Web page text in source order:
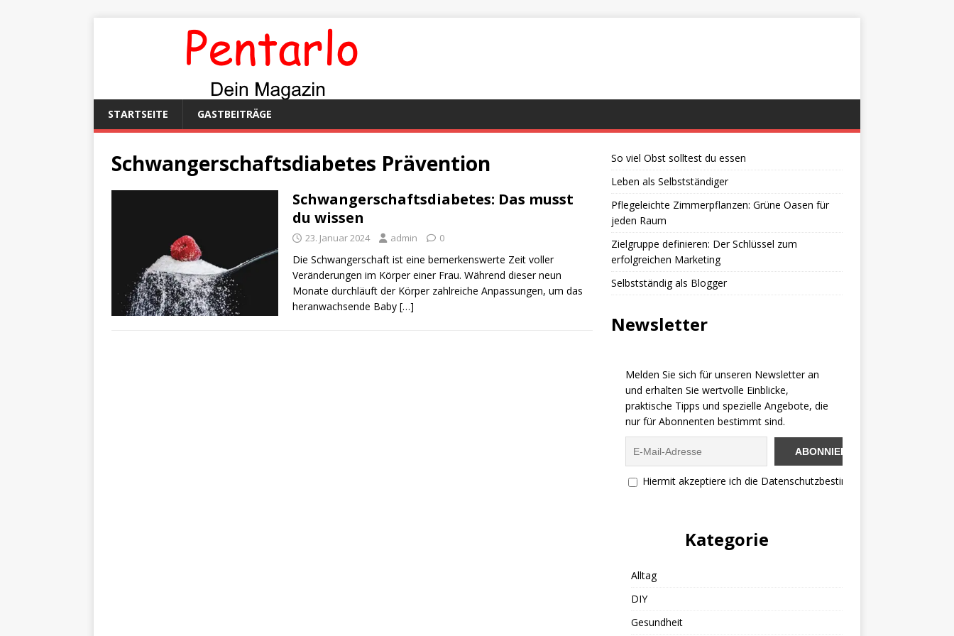
STARTSEITE GASTBEITRÄGE
Schwangerschaftsdiabetes Prävention
Schwangerschaftsdiabetes: Das musst
du wissen
23. Januar 2024 admin 0
Die Schwangerschaft ist eine bemerkenswerte Zeit voller
Veränderungen im Körper einer Frau. Während dieser neun
Monate durchläuft der Körper zahlreiche Anpassungen, um das
heranwachsende Baby […]
So viel Obst solltest du essen
Leben als Selbstständiger
Pflegeleichte Zimmerpflanzen: Grüne Oasen für
jeden Raum
Zielgruppe definieren: Der Schlüssel zum
erfolgreichen Marketing
Selbstständig als Blogger
Newsletter
Melden Sie sich für unseren Newsletter an
und erhalten Sie wertvolle Einblicke,
praktische Tipps und spezielle Angebote, die
nur für Abonnenten bestimmt sind.
Hiermit akzeptiere ich die Datenschutzbestimmungen
Kategorie
Alltag
DIY
Gesundheit